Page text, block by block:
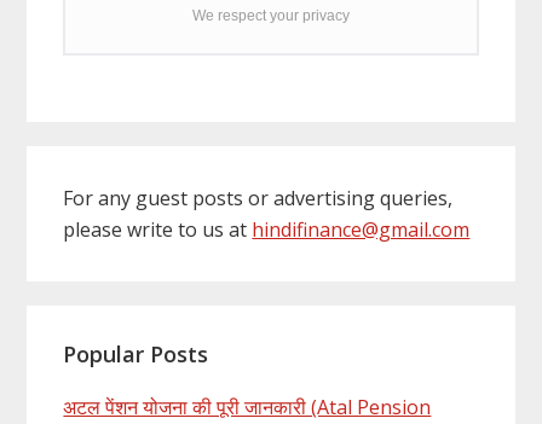
We respect your privacy
For any guest posts or advertising queries,
please write to us at hindifinance@gmail.com
Popular Posts
अटल पेंशन योजना की पूरी जानकारी (Atal Pension